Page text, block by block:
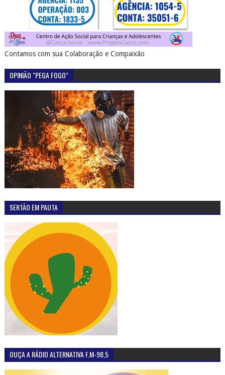
Contamos com sua Colaboração e Compaixão
OPINIÃO "PEGA FOGO"
SERTÃO EM PAUTA
OUÇA A RÁDIO ALTERNATIVA F.M-98,5